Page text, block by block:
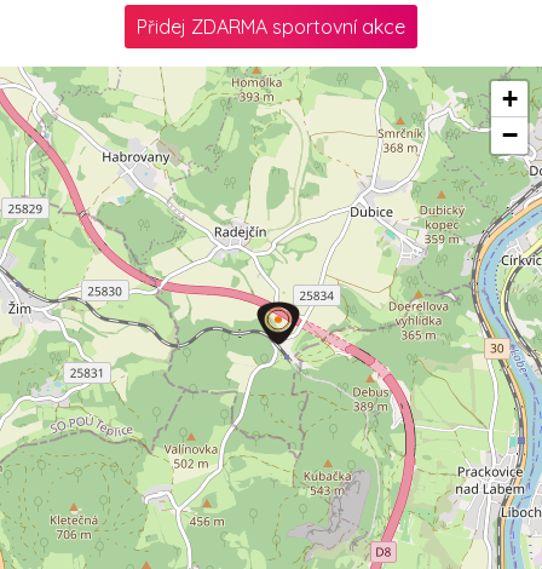
Přidej ZDARMA sportovní akce
+
−